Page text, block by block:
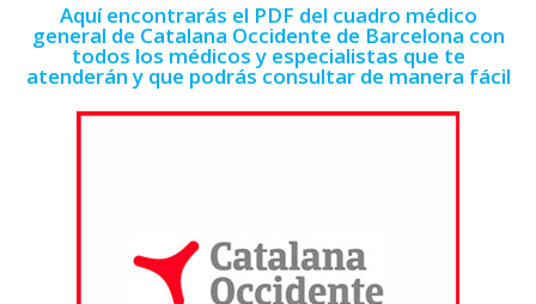
Aquí encontrarás el PDF del cuadro médico
general de Catalana Occidente de Barcelona con
todos los médicos y especialistas que te
atenderán y que podrás consultar de manera fácil